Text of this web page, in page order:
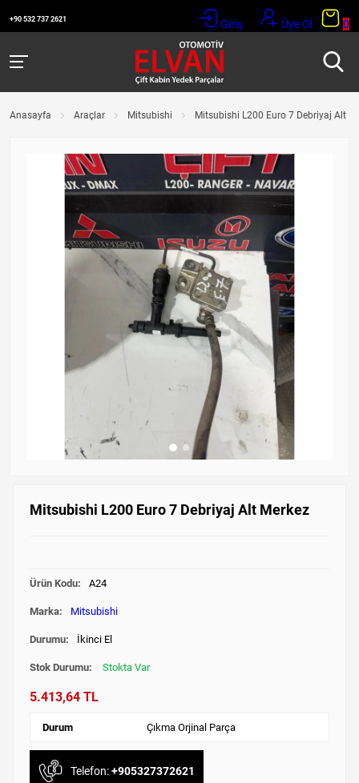
+90 532 737 2621 Giriş Üye Ol 0
Anasayfa Araçlar Mitsubishi Mitsubishi L200 Euro 7 Debriyaj Alt
Mitsubishi L200 Euro 7 Debriyaj Alt Merkez
Ürün Kodu: A24
Marka: Mitsubishi
Durumu: İkinci El
Stok Durumu: Stokta Var
5.413,64 TL
Durum Çıkma Orjinal Parça
Telefon:+905327372621